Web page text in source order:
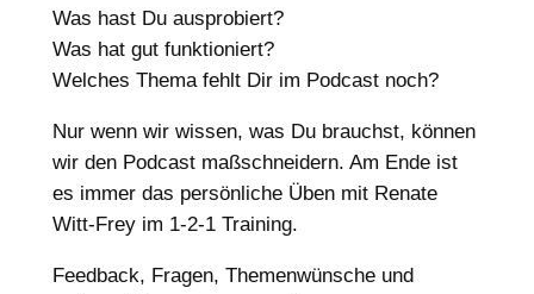
Was hast Du ausprobiert?
Was hat gut funktioniert?
Welches Thema fehlt Dir im Podcast noch?
Nur wenn wir wissen, was Du brauchst, können
wir den Podcast maßschneidern. Am Ende ist
es immer das persönliche Üben mit Renate
Witt-Frey im 1-2-1 Training.
Feedback, Fragen, Themenwünsche und